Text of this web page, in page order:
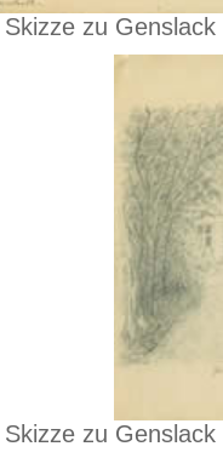
Skizze zu
Skizze zu